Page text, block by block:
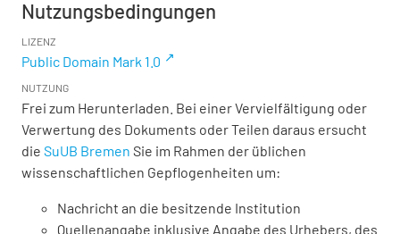
Nutzungsbedingungen
LIZENZ
Public Domain Mark 1.0
NUTZUNG
Frei zum Herunterladen. Bei einer Vervielfältigung oder
Verwertung des Dokuments oder Teilen daraus ersucht
die SuUB Bremen Sie im Rahmen der üblichen
wissenschaftlichen Gepflogenheiten um:
Nachricht an die besitzende Institution
Quellenangabe inklusive Angabe des Urhebers, des